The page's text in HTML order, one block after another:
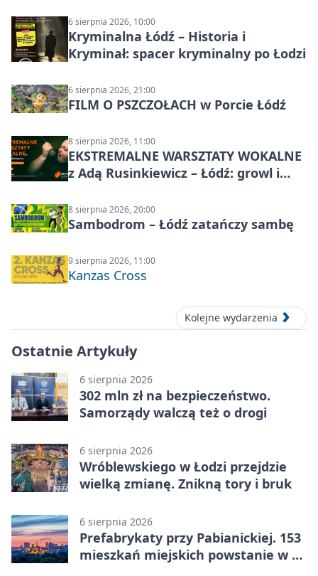
6 sierpnia 2026, 10:00
Kryminalna Łódź – Historia i
Kryminał: spacer kryminalny po Łodzi
6 sierpnia 2026, 21:00
FILM O PSZCZOŁACH w Porcie Łódź
8 sierpnia 2026, 11:00
EKSTREMALNE WARSZTATY WOKALNE
z Adą Rusinkiewicz – Łódź: growl i
8 sierpnia 2026, 20:00
Sambodrom – Łódź zatańczy sambę
9 sierpnia 2026, 11:00
Kanzas Cross
Kolejne wydarzenia
Ostatnie Artykuły
6 sierpnia 2026
302 mln zł na bezpieczeństwo.
Samorządy walczą też o drogi
6 sierpnia 2026
Wróblewskiego w Łodzi przejdzie
wielką zmianę. Znikną tory i bruk
6 sierpnia 2026
Prefabrykaty przy Pabianickiej. 153
mieszkań miejskich powstanie w 15